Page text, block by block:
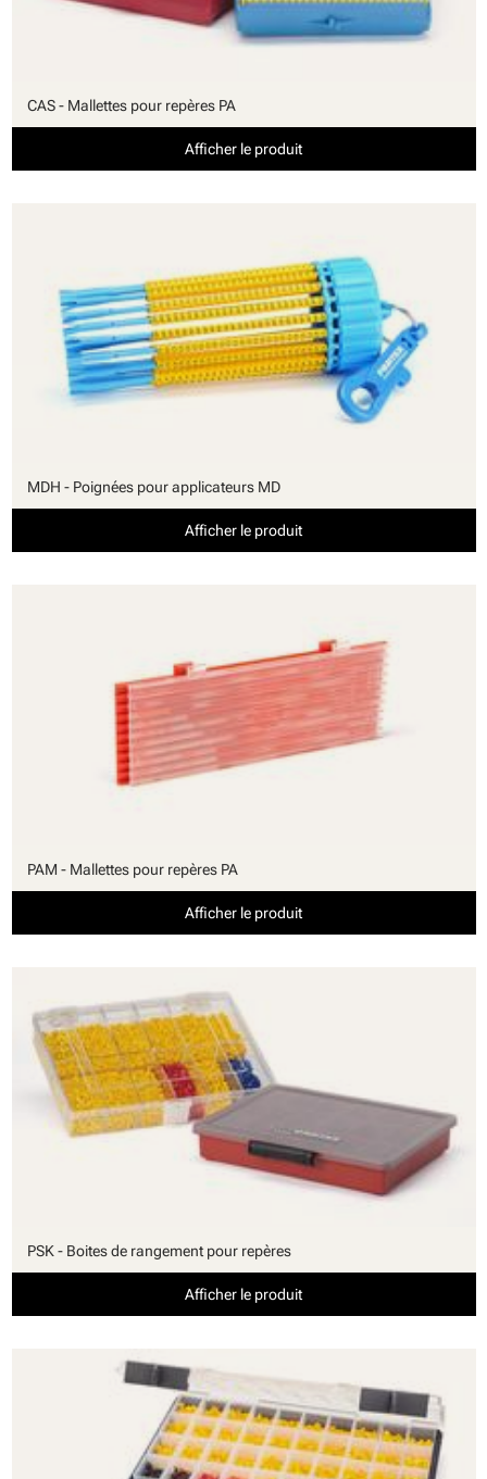
CAS - Mallettes pour repères PA
Afficher le produit
MDH - Poignées pour applicateurs MD
Afficher le produit
PAM - Mallettes pour repères PA
Afficher le produit
PSK - Boites de rangement pour repères
Afficher le produit